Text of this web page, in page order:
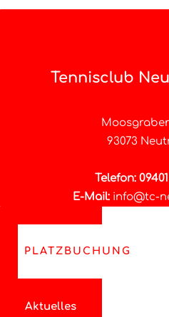
Tennisclub
93073
Telefon:
E-Mail: info@tc-
PLATZBUCHUNG
Aktuelles